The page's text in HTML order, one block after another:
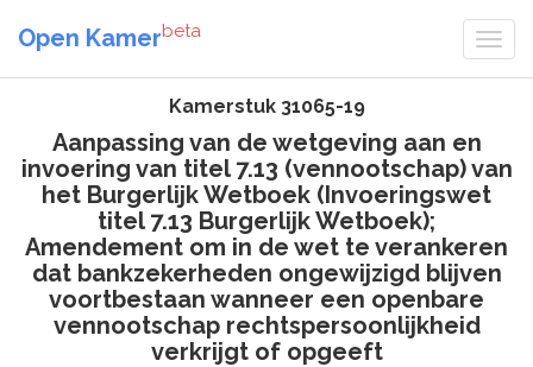
Open Kamerbeta
Kamerstuk 31065-19
Aanpassing van de wetgeving aan en
invoering van titel 7.13 (vennootschap) van
het Burgerlijk Wetboek (Invoeringswet
titel 7.13 Burgerlijk Wetboek);
Amendement om in de wet te verankeren
dat bankzekerheden ongewijzigd blijven
voortbestaan wanneer een openbare
vennootschap rechtspersoonlijkheid
verkrijgt of opgeeft